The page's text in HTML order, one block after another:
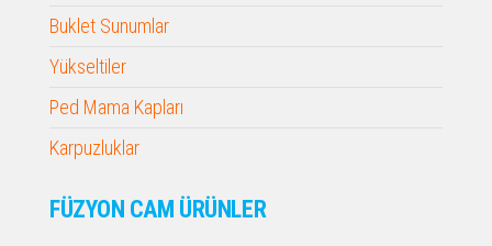
Buklet Sunumlar
Yükseltiler
Ped Mama Kapları
Karpuzluklar
FÜZYON CAM ÜRÜNLER